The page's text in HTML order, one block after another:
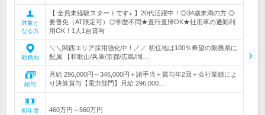
対象と
なる方
【 全員未経験スタートです♪ 】20代活躍中！◎34歳未満の方 ◎
要普免（AT限定可）◎学歴不問★直行直帰OK★社用車の通勤利
用OK！1人1台貸与
勤務地
＼＼関西エリア採用強化中！／／ 初任地は100％希望の勤務県に
配属 【和歌山/兵庫/京都/広島/岡…
給与
月給 296,000円～346,000円＋諸手当＋賞与年2回＋会社業績によ
り決算賞与【電力部門】月給 296,000…
初年度
460万円～560万円